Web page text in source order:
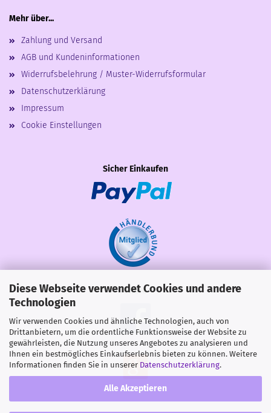
Diese Webseite verwendet Cookies und andere
Technologien
Wir verwenden Cookies und ähnliche Technologien, auch von
Drittanbietern, um die ordentliche Funktionsweise der Website zu
gewährleisten, die Nutzung unseres Angebotes zu analysieren und
Ihnen ein bestmögliches Einkaufserlebnis bieten zu können. Weitere
Informationen finden Sie in unserer Datenschutzerklärung.
Alle Akzeptieren
Mehr über...
Zahlung und Versand
AGB und Kundeninformationen
Widerrufsbelehrung / Muster-Widerrufsformular
Datenschutzerklärung
Impressum
Cookie Einstellungen
Sicher Einkaufen
Share